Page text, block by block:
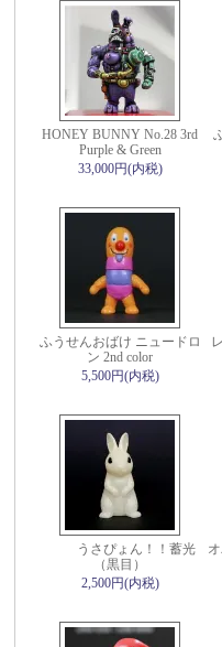
HONEY BUNNY No.28 3rd
Purple & Green
33,000円(内税)
ふうせんおばけ ニュードロ
ン 2nd color
5,500円(内税)
うさぴょん！！蓄光
（黒目）
2,500円(内税)